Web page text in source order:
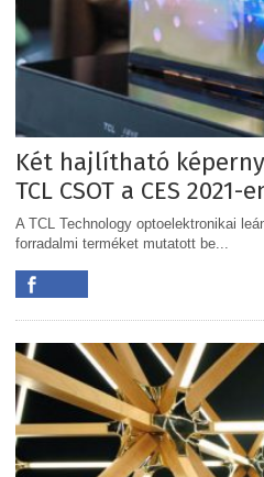
Két hajlítható
TCL CSOT a CES 2021-
A TCL Technology optoelektronikai
forradalmi terméket mutatott be...